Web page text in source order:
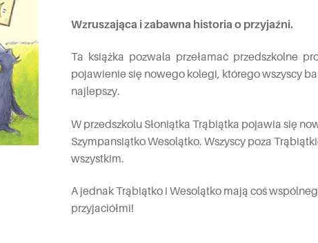
Wzruszająca i zabawna historia o przyjaźni.
Ta książka pozwala przełamać przedszkolne
pojawienie się nowego kolegi, którego wszyscy
najlepszy.
W przedszkolu Słoniątka Trąbiątka pojawia się
Szympansiątko Wesolątko. Wszyscy poza
wszystkim.
A jednak Trąbiątko i Wesolątko mają coś
przyjaciółmi!